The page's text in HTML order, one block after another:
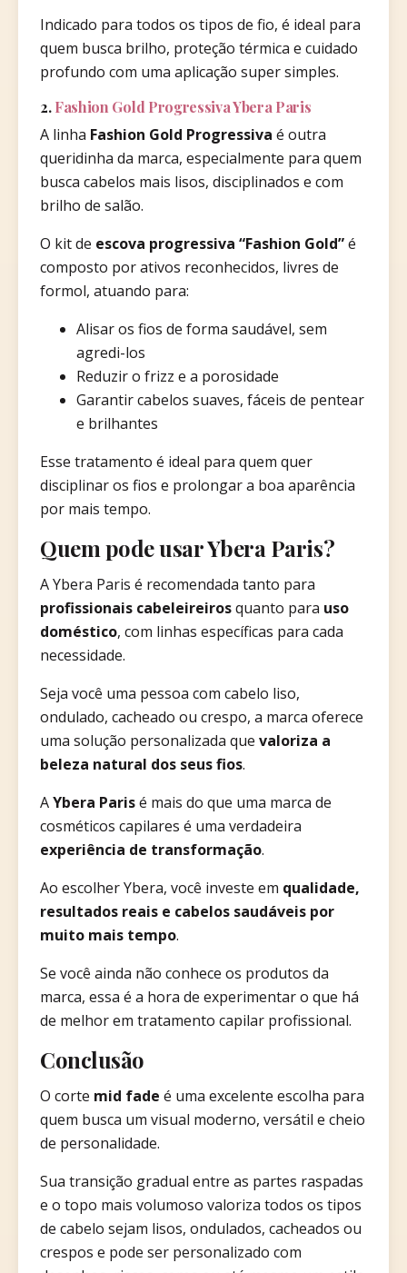
Indicado para todos os tipos de fio, é ideal para
quem busca brilho, proteção térmica e cuidado
profundo com uma aplicação super simples.
2.Fashion Gold Progressiva Ybera Paris
A linha Fashion Gold Progressiva é outra
queridinha da marca, especialmente para quem
busca cabelos mais lisos, disciplinados e com
brilho de salão.
O kit de escova progressiva “Fashion Gold”é
composto por ativos reconhecidos, livres de
formol, atuando para:
Alisar os fios de forma saudável, sem
agredi-los
Reduzir o frizz e a porosidade
Garantir cabelos suaves, fáceis de pentear
e brilhantes
Esse tratamento é ideal para quem quer
disciplinar os fios e prolongar a boa aparência
por mais tempo.
Quem pode usar Ybera Paris?
A Ybera Paris é recomendada tanto para
profissionais cabeleireirosquanto para uso
doméstico, com linhas específicas para cada
necessidade.
Seja você uma pessoa com cabelo liso,
ondulado, cacheado ou crespo, a marca oferece
uma solução personalizada que valoriza a
beleza natural dos seus fios.
AYbera Parisé mais do que uma marca de
cosméticos capilares é uma verdadeira
experiência de transformação.
Ao escolher Ybera, você investe em qualidade,
resultados reais e cabelos saudáveis por
muito mais tempo.
Se você ainda não conhece os produtos da
marca, essa é a hora de experimentar o que há
de melhor em tratamento capilar profissional.
Conclusão
O corte mid fade é uma excelente escolha para
quem busca um visual moderno, versátil e cheio
de personalidade.
Sua transição gradual entre as partes raspadas
e o topo mais volumoso valoriza todos os tipos
de cabelo sejam lisos, ondulados, cacheados ou
crespos e pode ser personalizado com